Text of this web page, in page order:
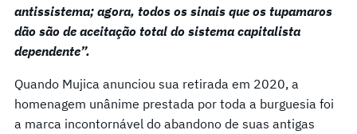
antissistema; agora, todos os sinais que os tupamaros
dão são de aceitação total do sistema capitalista
dependente”.
Quando Mujica anunciou sua retirada em 2020, a
homenagem unânime prestada por toda a burguesia foi
a marca incontornável do abandono de suas antigas